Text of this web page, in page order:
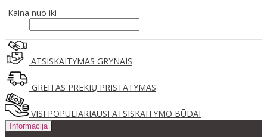
Kaina nuo iki
ATSISKAITYMAS GRYNAIS
GREITAS PREKIŲ PRISTATYMAS
VISI POPULIARIAUSI ATSISKAITYMO BŪDAI
Informacija